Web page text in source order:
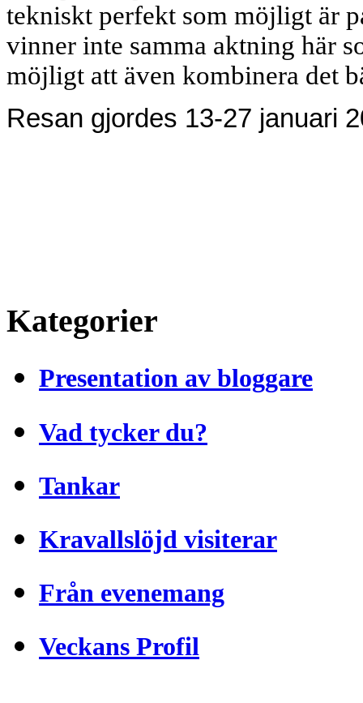
tekniskt perfekt som möjligt är
vinner inte samma aktning här
möjligt att även kombinera det
Resan gjordes 13-27 januari
Kategorier
Presentation av bloggare
Vad tycker du?
Tankar
Kravallslöjd visiterar
Från evenemang
Veckans Profil